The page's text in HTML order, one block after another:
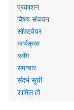
प्रकाशन
विषय संचयन
सॉफ्टवेयर
कार्यक्रम
ब्लॉग
समाचार
संदर्भ सूची
शामिल हो